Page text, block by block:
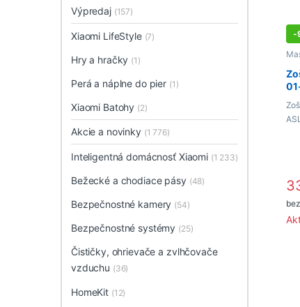
-
Výpredaj (157)
Xiaomi LifeStyle (7)
Hry a hračky (1)
Perá a náplne do pier (1)
Xiaomi Batohy (2)
Akcie a novinky (1 776)
Inteligentná domácnosť Xiaomi (1 233)
Bežecké a chodiace pásy (48)
Bezpečnostné kamery (54)
Bezpečnostné systémy (25)
Čističky, ohrievače a zvlhčovače
vzduchu (36)
HomeKit (12)